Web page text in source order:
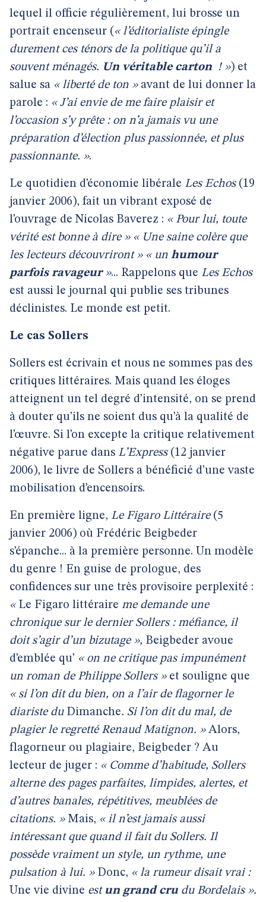
lequel il officie régulièrement, lui brosse un
portrait encenseur ( « l’éditorialiste épingle
durement ces ténors de la politique qu’il a
souvent ménagés. Un véritable carton ! ») et
salue sa « liberté de ton »avant de lui donner la
parole : « J’ai envie de me faire plaisir et
l’occasion s’y prête : on n’a jamais vu une
préparation d’élection plus passionnée, et plus
passionnante. ».
Le quotidien d’économie libérale Les Echos(19
janvier 2006), fait un vibrant exposé de
l’ouvrage de Nicolas Baverez : « Pour lui, toute
vérité est bonne à dire » « Une saine colère que
les lecteurs découvriront » « un humour
parfois ravageur»... Rappelons que Les Echos
est aussi le journal qui publie ses tribunes
déclinistes. Le monde est petit.
Le cas Sollers
Sollers est écrivain et nous ne sommes pas des
critiques littéraires. Mais quand les éloges
atteignent un tel degré d’intensité, on se prend
à douter qu’ils ne soient dus qu’à la qualité de
l’œuvre. Si l’on excepte la critique relativement
négative parue dans L’Express(12 janvier
2006), le livre de Sollers a bénéficié d’une vaste
mobilisation d’encensoirs.
En première ligne, Le Figaro Littéraire(5
janvier 2006) où Frédéric Beigbeder
s’épanche... à la première personne. Un modèle
du genre ! En guise de prologue, des
confidences sur une très provisoire perplexité :
« Le Figaro littéraire me demande une
chronique sur le dernier Sollers : méfiance, il
doit s’agir d’un bizutage », Beigbeder avoue
d’emblée qu’ « on ne critique pas impunément
un roman de Philippe Sollers »et souligne que
« si l’on dit du bien, on a l’air de flagorner le
diariste du Dimanche. Si l’on dit du mal, de
plagier le regretté Renaud Matignon. »Alors,
flagorneur ou plagiaire, Beigbeder ? Au
lecteur de juger : « Comme d’habitude, Sollers
alterne des pages parfaites, limpides, alertes, et
d’autres banales, répétitives, meublées de
citations. »Mais, « il n’est jamais aussi
intéressant que quand il fait du Sollers. Il
possède vraiment un style, un rythme, une
pulsation à lui. » Donc, « la rumeur disait vrai :
Une vie divine est un grand cru du Bordelais ».